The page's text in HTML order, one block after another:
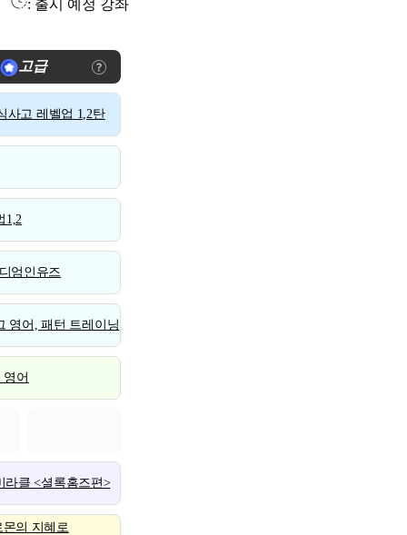
: 출시 예정 강좌
고급
사고 레벨업 1,2탄
1,2
엄인유즈
영어, 패턴 트레이닝
영어
라클 <셜록홈즈편>
몬의 지혜로